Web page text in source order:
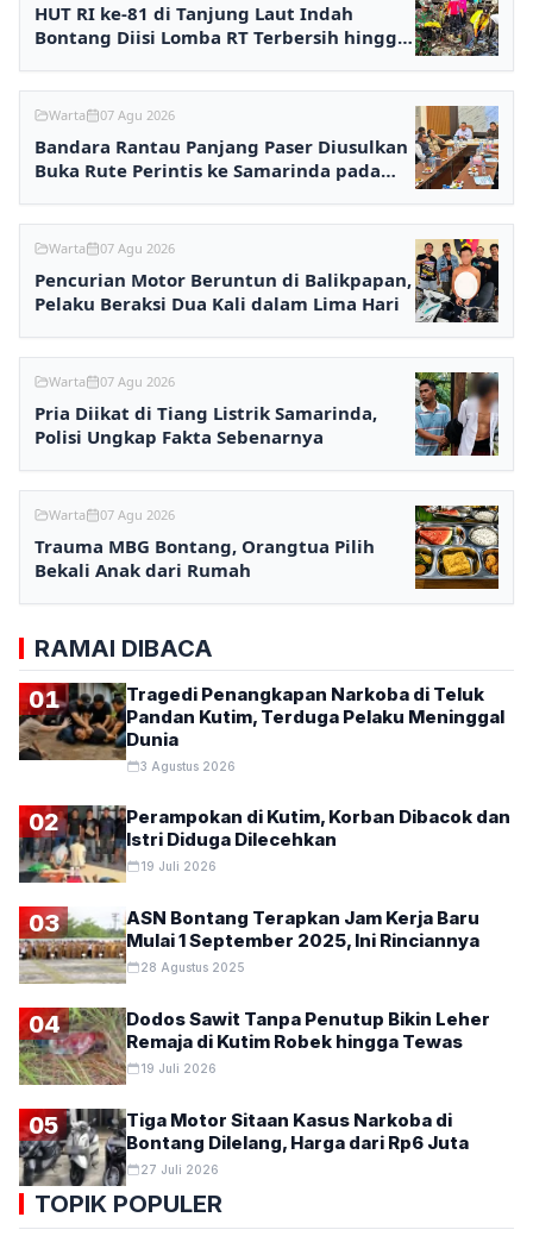
HUT RI ke-81 di Tanjung Laut Indah
Bontang Diisi Lomba RT Terbersih hingga
Warta 07 Agu 2026
Bandara Rantau Panjang Paser Diusulkan
Buka Rute Perintis ke Samarinda pada
Warta 07 Agu 2026
Pencurian Motor Beruntun di Balikpapan,
Pelaku Beraksi Dua Kali dalam Lima Hari
Warta 07 Agu 2026
Pria Diikat di Tiang Listrik Samarinda,
Polisi Ungkap Fakta Sebenarnya
Warta 07 Agu 2026
Trauma MBG Bontang, Orangtua Pilih
Bekali Anak dari Rumah
RAMAI DIBACA
01
Tragedi Penangkapan Narkoba di Teluk
Pandan Kutim, Terduga Pelaku Meninggal
Dunia
3 Agustus 2026
02
Perampokan di Kutim, Korban Dibacok dan
Istri Diduga Dilecehkan
19 Juli 2026
03
ASN Bontang Terapkan Jam Kerja Baru
Mulai 1 September 2025, Ini Rinciannya
28 Agustus 2025
04
Dodos Sawit Tanpa Penutup Bikin Leher
Remaja di Kutim Robek hingga Tewas
19 Juli 2026
05
Tiga Motor Sitaan Kasus Narkoba di
Bontang Dilelang, Harga dari Rp6 Juta
27 Juli 2026
TOPIK POPULER